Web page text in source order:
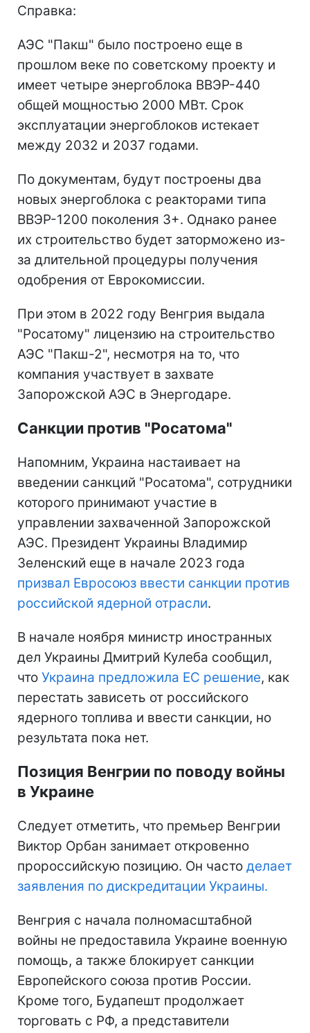
Справка:
АЭС "Пакш" было построено еще в
прошлом веке по советскому проекту и
имеет четыре энергоблока ВВЭР-440
общей мощностью 2000 МВт. Срок
эксплуатации энергоблоков истекает
между 2032 и 2037 годами.
По документам, будут построены два
новых энергоблока с реакторами типа
ВВЭР-1200 поколения 3+. Однако ранее
их строительство будет заторможено из-
за длительной процедуры получения
одобрения от Еврокомиссии.
При этом в 2022 году Венгрия выдала
"Росатому" лицензию на строительство
АЭС "Пакш-2", несмотря на то, что
компания участвует в захвате
Запорожской АЭС в Энергодаре.
Санкции против "Росатома"
Напомним, Украина настаивает на
введении санкций "Росатома", сотрудники
которого принимают участие в
управлении захваченной Запорожской
АЭС. Президент Украины Владимир
Зеленский еще в начале 2023 года
призвал Евросоюз ввести санкции против
российской ядерной отрасли.
В начале ноября министр иностранных
дел Украины Дмитрий Кулеба сообщил,
что Украина предложила ЕС решение, как
перестать зависеть от российского
ядерного топлива и ввести санкции, но
результата пока нет.
Позиция Венгрии по поводу войны
в Украине
Следует отметить, что премьер Венгрии
Виктор Орбан занимает откровенно
пророссийскую позицию. Он часто делает
заявления по дискредитации Украины.
Венгрия с начала полномасштабной
войны не предоставила Украине военную
помощь, а также блокирует санкции
Европейского союза против России.
Кроме того, Будапешт продолжает
торговать с РФ, а представители